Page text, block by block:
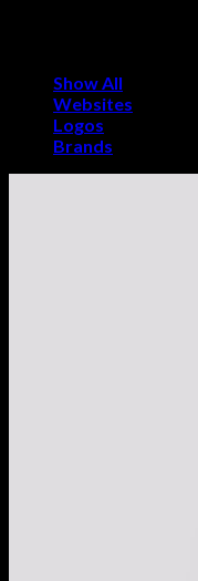
Show All
Websites
Logos
Brands